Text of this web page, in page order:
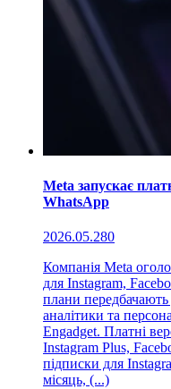
Meta запускає
WhatsApp
2026.05.280
Компанія Meta
для Instagram,
плани
аналітики та
Engadget. Платні
Instagram Plus,
підписки для
місяць, (...)